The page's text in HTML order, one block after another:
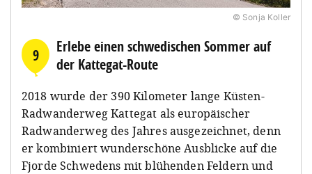
© Sonja Koller
9
Erlebe einen schwedischen Sommer auf
der Kattegat-Route
2018 wurde der 390 Kilometer lange Küsten-
Radwanderweg Kattegat als europäischer
Radwanderweg des Jahres ausgezeichnet, denn
er kombiniert wunderschöne Ausblicke auf die
Fjorde Schwedens mit blühenden Feldern und